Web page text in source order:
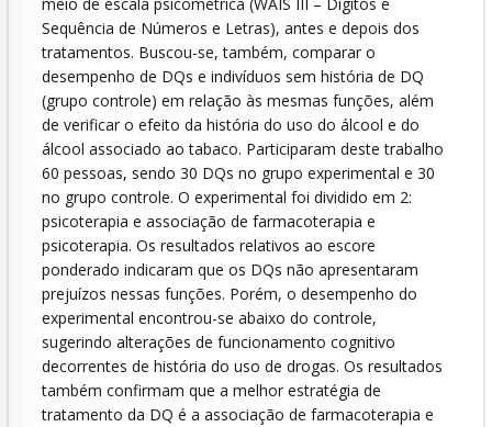
Sequência de Números e Letras), antes e depois dos
tratamentos. Buscou-se, também, comparar o
desempenho de DQs e indivíduos sem história de DQ
(grupo controle) em relação às mesmas funções, além
de verificar o efeito da história do uso do álcool e do
álcool associado ao tabaco. Participaram deste trabalho
60 pessoas, sendo 30 DQs no grupo experimental e 30
no grupo controle. O experimental foi dividido em 2:
psicoterapia e associação de farmacoterapia e
psicoterapia. Os resultados relativos ao escore
ponderado indicaram que os DQs não apresentaram
prejuízos nessas funções. Porém, o desempenho do
experimental encontrou-se abaixo do controle,
sugerindo alterações de funcionamento cognitivo
decorrentes de história do uso de drogas. Os resultados
também confirmam que a melhor estratégia de
tratamento da DQ é a associação de farmacoterapia e